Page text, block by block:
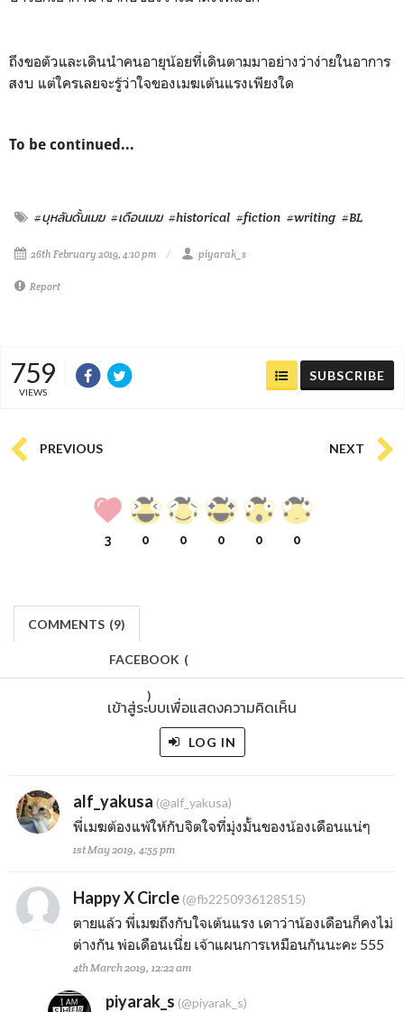
ถึงขอตัวและเดินนำคนอายุน้อยที่เดินตามมาอย่างว่าง่ายในอาการ
สงบ แต่ใครเลยจะรู้ว่าใจของเมฆเต้นแรงเพียงใด
To be continued...
#บุหลันดั้นเมฆ #เดือนเมฆ #historical #fiction #writing #BL
26th February 2019, 4:10 pm piyarak_s
Report
759
VIEWS
SUBSCRIBE
PREVIOUS NEXT
3 0 0 0 0 0
COMMENTS (9)
FACEBOOK (
)
เข้าสู่ระบบเพื่อแสดงความคิดเห็น
LOG IN
alf_yakusa (@alf_yakusa)
พี่เมฆต้องแพ้ให้กับจิตใจที่มุ่งมั้นของน้องเดือนแน่ๆ
1st May 2019, 4:55 pm
Happy X Circle (@fb2250936128515)
ตายแล้ว พี่เมฆถึงกับใจเต้นแรง เดาว่าน้องเดือนก็คงไม่
ต่างกัน พ่อเดือนเนี่ย เจ้าแผนการเหมือนกันนะคะ 555
4th March 2019, 12:22 am
piyarak_s (@piyarak_s)